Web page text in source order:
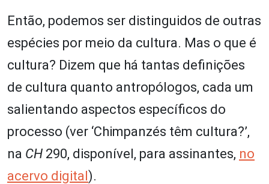
Então, podemos ser distinguidos de outras
espécies por meio da cultura. Mas o que é
cultura? Dizem que há tantas definições
de cultura quanto antropólogos, cada um
salientando aspectos específicos do
processo (ver ‘Chimpanzés têm cultura?’,
na CH 290, disponível, para assinantes, no
acervo digital).